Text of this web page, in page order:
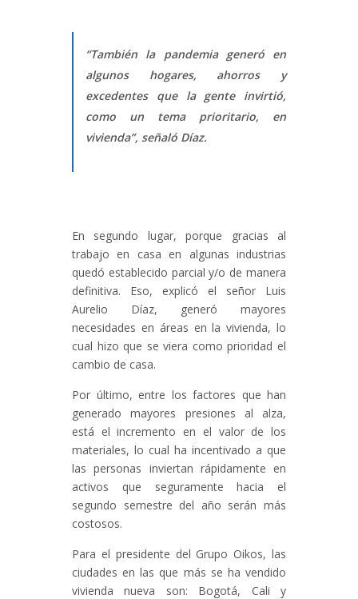
“También la pandemia generó en
algunos hogares, ahorros y
excedentes que la gente invirtió,
como un tema prioritario, en
vivienda”, señaló Díaz.
En segundo lugar, porque gracias al
trabajo en casa en algunas industrias
quedó establecido parcial y/o de manera
definitiva. Eso, explicó el señor Luis
Aurelio Díaz, generó mayores
necesidades en áreas en la vivienda, lo
cual hizo que se viera como prioridad el
cambio de casa.
Por último, entre los factores que han
generado mayores presiones al alza,
está el incremento en el valor de los
materiales, lo cual ha incentivado a que
las personas inviertan rápidamente en
activos que seguramente hacia el
segundo semestre del año serán más
costosos.
Para el presidente del Grupo Oikos, las
ciudades en las que más se ha vendido
vivienda nueva son: Bogotá, Cali y